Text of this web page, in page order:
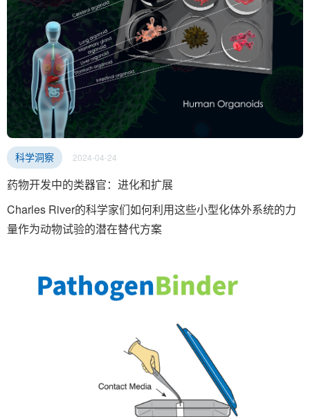
科学洞察 2024-04-24
药物开发中的类器官：进化和扩展
Charles River的科学家们如何利用这些小型化体外系统的力
量作为动物试验的潜在替代方案